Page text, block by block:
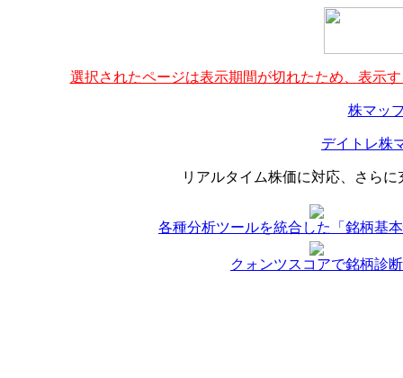
選択されたページは表示期間が切れたため、表示
株マッ
デイトレ株
リアルタイム株価に対応、さら
各種分析ツールを統合した「銘柄基
クォンツスコアで銘柄診断